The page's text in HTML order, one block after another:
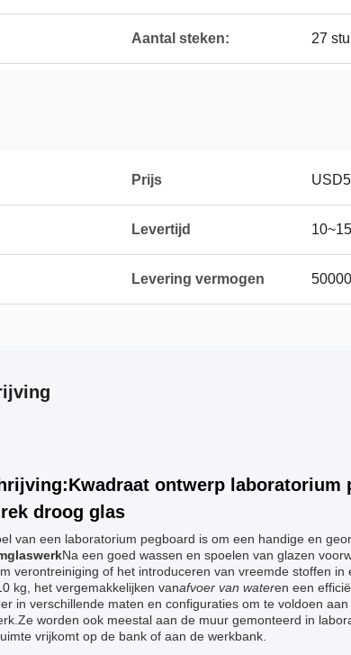
Aantal steken: 27
Prijs
Levertijd
Levering vermogen
ontwerp laboratorium
droog glas
van een laboratorium pegboard is om een handige en
Na een goed wassen en spoelen van glazen
verontreiniging of het introduceren van vreemde stoffen
kg, het vergemakkelijken vanafvoer van wateren een
in verschillende maten en configuraties om te voldoen
worden ook meestal aan de muur gemonteerd in
vrijkomt op de bank of aan de werkbank.